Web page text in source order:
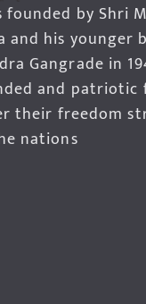
founded by Shri
and his younger
Gangrade in
and patriotic
their freedom
nations